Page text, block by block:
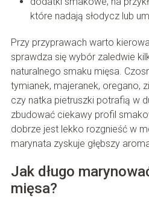
które nadają słodycz lub
Przy przyprawach warto
sprawdza się wybór zaledwie
naturalnego smaku mięsa.
tymianek, majeranek, oregano,
czy natka pietruszki potrafią w
zbudować ciekawy profil
dobrze jest lekko rozgnieść w
marynata zyskuje głębszy
Jak długo
mięsa?